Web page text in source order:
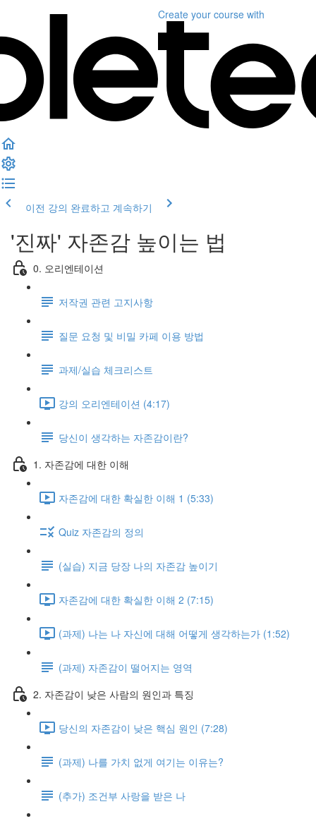
Create your course with
이전 강의 완료하고 계속하기
'진짜' 자존감 높이는 법
0. 오리엔테이션
저작권 관련 고지사항
질문 요청 및 비밀 카페 이용 방법
과제/실습 체크리스트
강의 오리엔테이션 (4:17)
당신이 생각하는 자존감이란?
1. 자존감에 대한 이해
자존감에 대한 확실한 이해 1 (5:33)
Quiz 자존감의 정의
(실습) 지금 당장 나의 자존감 높이기
자존감에 대한 확실한 이해 2 (7:15)
(과제) 나는 나 자신에 대해 어떻게 생각하는가 (1:52)
(과제) 자존감이 떨어지는 영역
2. 자존감이 낮은 사람의 원인과 특징
당신의 자존감이 낮은 핵심 원인 (7:28)
(과제) 나를 가치 없게 여기는 이유는?
(추가) 조건부 사랑을 받은 나